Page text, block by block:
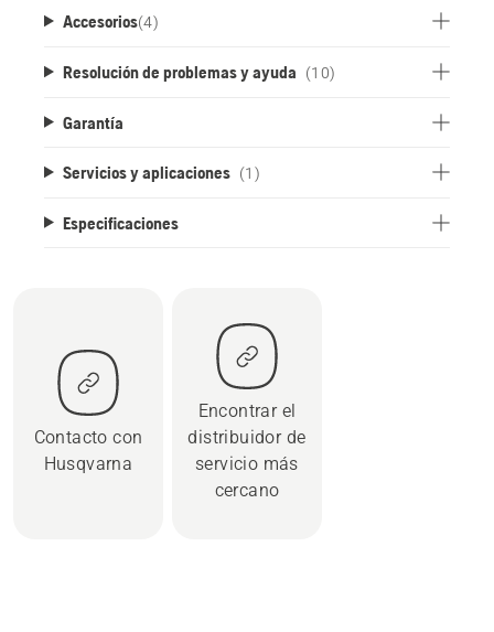
Accesorios(4)
Resolución de problemas y ayuda (10)
Garantía
Servicios y aplicaciones (1)
Especificaciones
Contacto con
Husqvarna
Encontrar el
distribuidor de
servicio más
cercano